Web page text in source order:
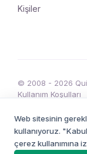
Kişiler
© 2008 - 2026
Kullanım Koşulları
Web sitesinin
kullanıyoruz.
çerez kullanımına